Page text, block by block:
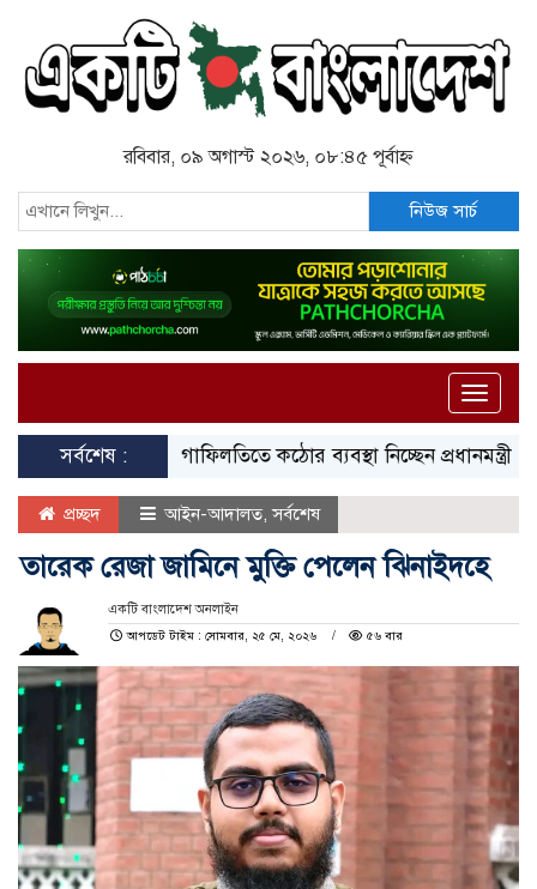
রবিবার, ০৯ অগাস্ট ২০২৬, ০৮:৪৫ পূর্বাহ্ন
নিউজ সার্চ
Toggle
সর্বশেষ :গাফিলতিতে কঠোর ব্যবস্থা নিচ্ছেন প্রধানমন্ত্রী: রিজভী
প্রচ্ছদ আইন-আদালত,সর্বশেষ
তারেক রেজা জামিনে মুক্তি পেলেন ঝিনাইদহে
একটি বাংলাদেশ অনলাইন
আপডেট টাইম : সোমবার, ২৫ মে, ২০২৬
৫৬ বার